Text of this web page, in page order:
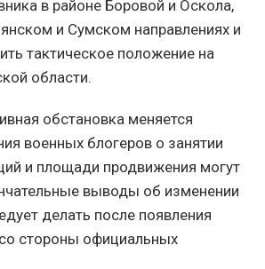
в районе Боровой и Оскола,
и Сумском направлениях и
тактическое положение на
области.
обстановка меняется
военных блогеров о занятии
и площади продвижения могут
выводы об изменении
делать после появления
стороны официальных